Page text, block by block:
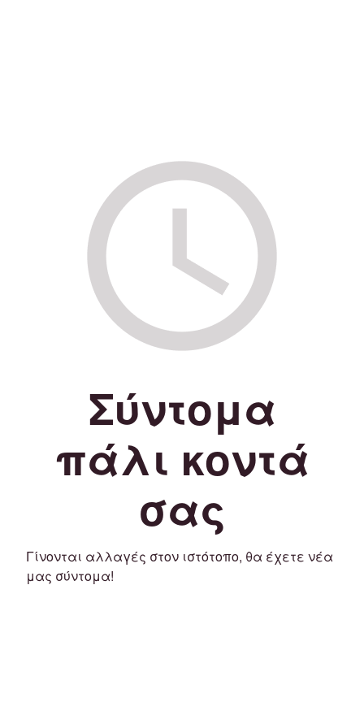
Σύντομα
πάλι κοντά
σας
Γίνονται αλλαγές στον ιστότοπο, θα έχετε νέα
μας σύντομα!